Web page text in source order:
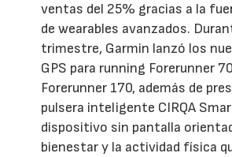
ventas del 25% gracias a la
de wearables avanzados.
trimestre, Garmin lanzó los
GPS para running Forerunner
Forerunner 170, además de
pulsera inteligente CIRQA
dispositivo sin pantalla
bienestar y la actividad física